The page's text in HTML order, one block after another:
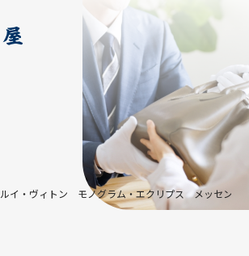
ルイ・ヴィトン モノグラム・エクリプス メッセンジ